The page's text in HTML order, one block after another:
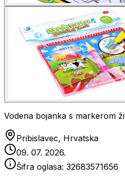
Vodena bojanka s markerom
Pribislavec, Hrvatska
09. 07. 2026.
Šifra oglasa: 32683571656